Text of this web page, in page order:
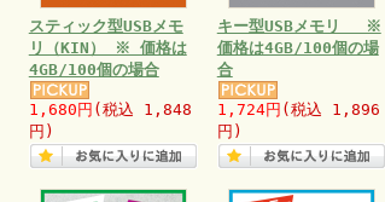
スティック型USBメモ
リ（KIN） ※ 価格は
4GB/100個の場合
1,680円 (税込 1,848
円)
キー型USBメモリ ※
価格は4GB/100個の場
合
1,724円 (税込 1,896
円)